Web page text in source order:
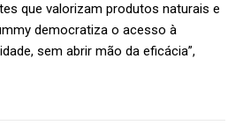
que valorizam produtos naturais e
democratiza o acesso à
sem abrir mão da eficácia”,